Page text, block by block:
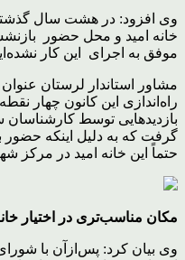
وی افزود: در هشت سال گذشته
خانه امید و محل حضور
موفق به اجرای این کار
مشاور استاندار لرستان
راه‌اندازی این کانون چهار
بازدیدهایی توسط کارشناسان
گرفت که به دلیل اینکه حضور
حتماً این خانه امید در مرکز
مکان مناسب‌تری در اختیار